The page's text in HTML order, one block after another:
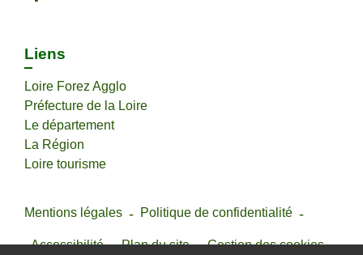
Liens
Loire Forez Agglo
Préfecture de la Loire
Le département
La Région
Loire tourisme
Mentions légales - Politique de confidentialité -
Accessibilité - Plan du site - Gestion des cookies